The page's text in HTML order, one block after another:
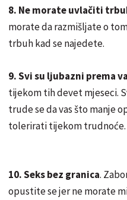
8. Ne morate uvlačiti
morate da razmišljate o
trbuh kad se najedete.
9. Svi su ljubazni prema
tijekom tih devet mjeseci.
trude se da vas što manje
tolerirati tijekom trudnoće.
10. Seks bez granica.
opustite se jer ne morate